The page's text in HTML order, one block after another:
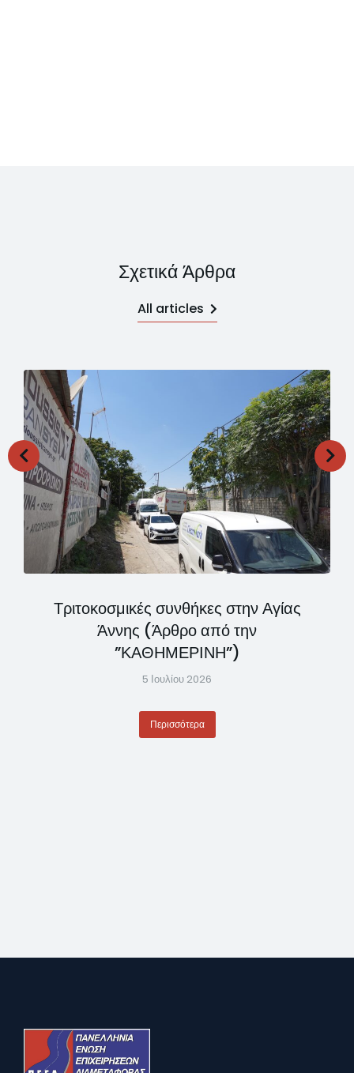
Σχετικά Άρθρα
All articles
Τριτοκοσμικές συνθήκες στην Αγίας
Άννης (Άρθρο από την
”ΚΑΘΗΜΕΡΙΝΗ”)
5 Ιουλίου 2026
Περισσότερα